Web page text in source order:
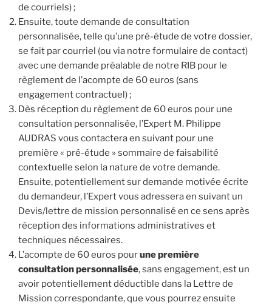
de courriels) ;
Ensuite, toute demande de consultation
personnalisée, telle qu’une pré-étude de votre dossier,
se fait par courriel (ou via notre formulaire de contact)
avec une demande préalable de notre RIB pour le
règlement de l’acompte de 60 euros (sans
engagement contractuel) ;
Dès réception du règlement de 60 euros pour une
consultation personnalisée, l’Expert M. Philippe
AUDRAS vous contactera en suivant pour une
première « pré-étude » sommaire de faisabilité
contextuelle selon la nature de votre demande.
Ensuite, potentiellement sur demande motivée écrite
du demandeur, l’Expert vous adressera en suivant un
Devis/lettre de mission personnalisé en ce sens après
réception des informations administratives et
techniques nécessaires.
L’acompte de 60 euros pourune première
consultation personnalisée, sans engagement, est un
avoir potentiellement déductible dans la Lettre de
Mission correspondante, que vous pourrez ensuite